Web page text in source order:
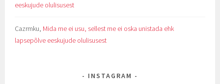
eeskujude olulisusest
Cazrmku, Mida me ei usu, sellest me ei oska unistada ehk
lapsepõlve eeskujude olulisusest
INSTAGRAM